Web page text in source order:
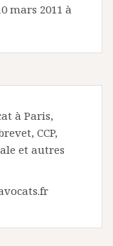
mars 2011 à
à Paris,
CCP,
et autres